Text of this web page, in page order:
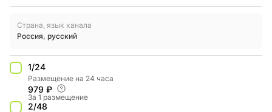
Страна, язык канала
Россия, русский
1/24
Размещение на 24 часа
979 ₽
За 1 размещение
2/48